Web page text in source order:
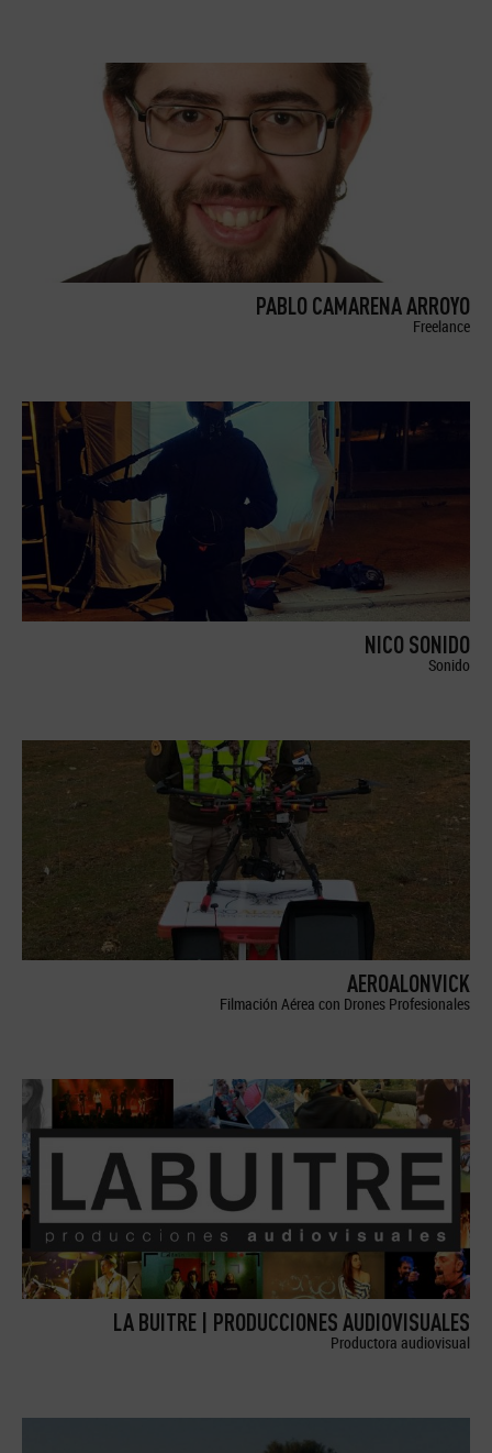
PABLO CAMARENA ARROYO
Freelance
NICO SONIDO
Sonido
AEROALONVICK
Filmación Aérea con Drones Profesionales
LA BUITRE | PRODUCCIONES AUDIOVISUALES
Productora audiovisual